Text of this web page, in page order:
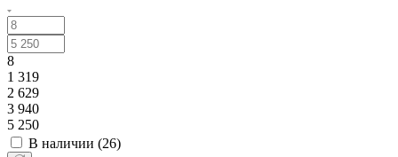
8
1 319
2 629
3 940
5 250
В наличии (26)